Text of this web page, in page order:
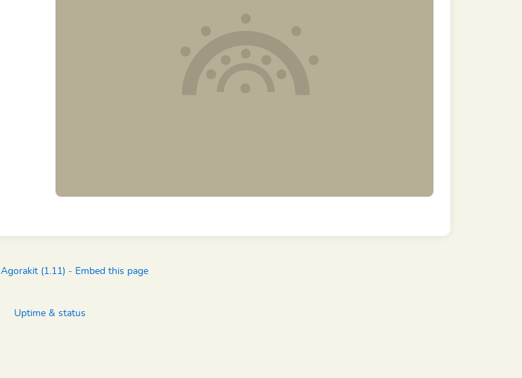
Agorakit (1.11) - Embed this page
Uptime & status